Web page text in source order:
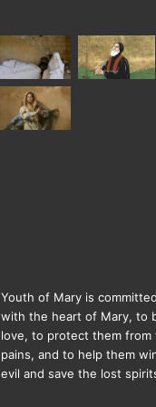
Youth of Mary is
with the heart of Mary, to
love, to protect them
pains, and to help them
evil and save the lost